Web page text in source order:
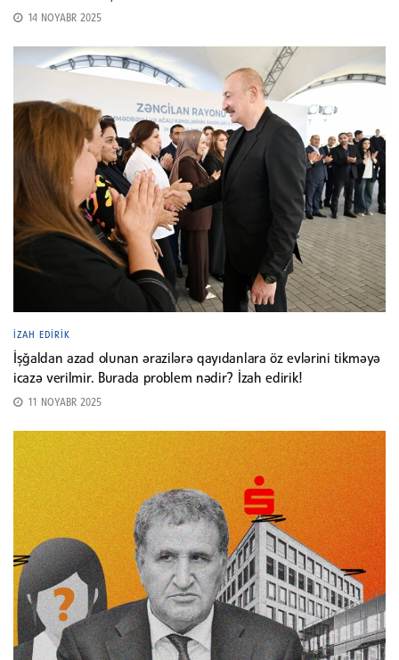
14 NOYABR 2025
İZAH EDIRIK
İşğaldan azad olunan ərazilərə qayıdanlara öz evlərini tikməyə
icazə verilmir. Burada problem nədir? İzah edirik!
11 NOYABR 2025